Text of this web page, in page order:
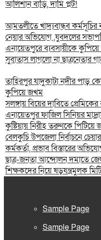
আলিশান বাড়ি, দামি প্লট!
আমতলীতে খাদ্যবান্ধব
নেয়ার অভিযোগ ,যুবদলের
এনায়েতপুরে ব্যবসায়ীকে কুপিয়ে
সুবাতাস লাগলো না ছাত্রনেতার
তাহিরপুর যাদুকাটা নদীর পাড়
কুপিয়ে জখম
সলঙ্গায় বিয়ের দাবিতে
এনায়েতপুর ফাজিল সিনিয়র
কুষ্টিয়ায় নিরীহ তরুণকে
বেলকুচি উপজেলা নির্বাচনে
কর্মকর্তা, প্রভাব বিস্তারের
ছাত্র-জনতা আন্দোলন দমাতে
শিক্ষকদের নিয়ে ষড়যন্ত্রমুলক
Sample Page
Sample Page